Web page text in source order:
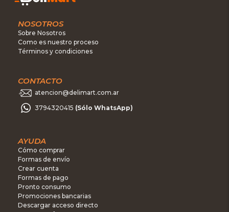
NOSOTROS
Sobre Nosotros
Como es nuestro proceso
Términos y condiciones
CONTACTO
atencion@delimart.com.ar
3794320415 (Sólo WhatsApp)
AYUDA
Cómo comprar
Formas de envío
Crear cuenta
Formas de pago
Pronto consumo
Promociones bancarias
Descargar acceso directo